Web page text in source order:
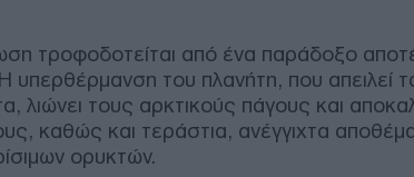
τροφοδοτείται από ένα παράδοξο
υπερθέρμανση του πλανήτη, που απειλεί
λιώνει τους αρκτικούς πάγους και
καθώς και τεράστια, ανέγγιχτα
ορυκτών.